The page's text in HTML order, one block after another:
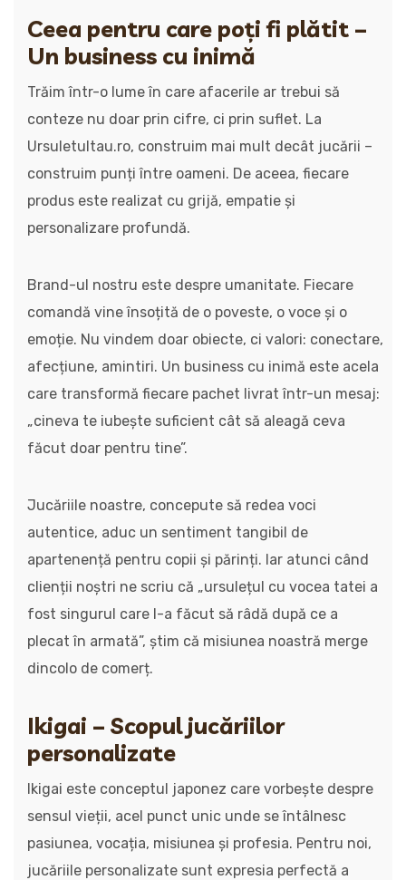
Ceea pentru care poți fi plătit –
Un business cu inimă
Trăim într-o lume în care afacerile ar trebui să
conteze nu doar prin cifre, ci prin suflet. La
Ursuletultau.ro, construim mai mult decât jucării –
construim punți între oameni. De aceea, fiecare
produs este realizat cu grijă, empatie și
personalizare profundă.
Brand-ul nostru este despre umanitate. Fiecare
comandă vine însoțită de o poveste, o voce și o
emoție. Nu vindem doar obiecte, ci valori: conectare,
afecțiune, amintiri. Un business cu inimă este acela
care transformă fiecare pachet livrat într-un mesaj:
„cineva te iubește suficient cât să aleagă ceva
făcut doar pentru tine”.
Jucăriile noastre, concepute să redea voci
autentice, aduc un sentiment tangibil de
apartenență pentru copii și părinți. Iar atunci când
clienții noștri ne scriu că „ursulețul cu vocea tatei a
fost singurul care l-a făcut să râdă după ce a
plecat în armată”, știm că misiunea noastră merge
dincolo de comerț.
Ikigai – Scopul jucăriilor
personalizate
Ikigai este conceptul japonez care vorbește despre
sensul vieții, acel punct unic unde se întâlnesc
pasiunea, vocația, misiunea și profesia. Pentru noi,
jucăriile personalizate sunt expresia perfectă a